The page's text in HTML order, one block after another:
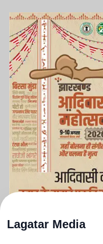
Lagatar Media